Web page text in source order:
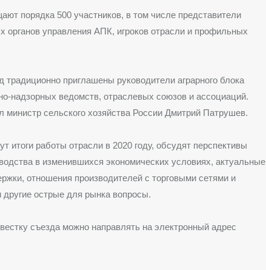
порядка 500 участников, в том числе представители
органов управления АПК, игроков отрасли и профильных
традиционно приглашены руководители аграрного блока
надзорных ведомств, отраслевых союзов и ассоциаций.
министр сельского хозяйства России Дмитрий Патрушев.
итоги работы отрасли в 2020 году, обсудят перспективы
в изменившихся экономических условиях, актуальные
отношения производителей с торговыми сетями и
другие острые для рынка вопросы.
съезда можно направлять на электронный адрес